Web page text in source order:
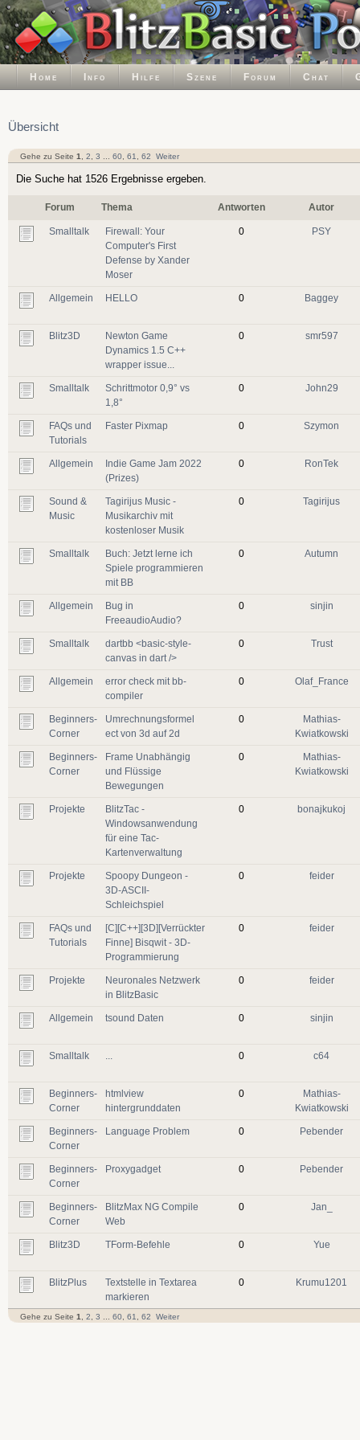
Home Info Hilfe Szene Forum Chat
Übersicht
Gehe zu Seite 1 2 3 60 61 62 Weiter
Die Suche hat 1526 Ergebnisse ergeben.
Forum Thema Antworten Autor
Smalltalk
Firewall: Your
Computer's First
Defense by Xander
Moser
0 PSY
Allgemein HELLO 0 Baggey
Blitz3D
Newton Game
Dynamics 1.5 C++
wrapper issue...
0 smr597
Smalltalk
Schrittmotor 0,9° vs
1,8°
0 John29
FAQs und
Tutorials
Faster Pixmap 0 Szymon
Allgemein
Indie Game Jam 2022
(Prizes)
0 RonTek
Sound &
Music
Tagirijus Music -
Musikarchiv mit
kostenloser Musik
0 Tagirijus
Smalltalk
Buch: Jetzt lerne ich
Spiele programmieren
mit BB
0 Autumn
Allgemein
Bug in
FreeaudioAudio?
0 sinjin
Smalltalk
dartbb <basic-style-
canvas in dart />
0 Trust
Allgemein
error check mit bb-
compiler
0 Olaf_France
Beginners-
Corner
Umrechnungsformel
ect von 3d auf 2d
0
Mathias-
Kwiatkowski
Beginners-
Corner
Frame Unabhängig
und Flüssige
Bewegungen
0
Mathias-
Kwiatkowski
Projekte
BlitzTac -
Windowsanwendung
für eine Tac-
Kartenverwaltung
0 bonajkukoj
Projekte
Spoopy Dungeon -
3D-ASCII-
Schleichspiel
0 feider
FAQs und
Tutorials
[C][C++][3D][Verrückter
Finne] Bisqwit - 3D-
Programmierung
0 feider
Projekte
Neuronales Netzwerk
in BlitzBasic
0 feider
Allgemein tsound Daten 0 sinjin
Smalltalk 0 c64
Beginners-
Corner
htmlview
hintergrunddaten
0
Mathias-
Kwiatkowski
Beginners-
Corner
Language Problem 0 Pebender
Beginners-
Corner
Proxygadget 0 Pebender
Beginners-
Corner
BlitzMax NG Compile
Web
0 Jan_
Blitz3D TForm-Befehle 0 Yue
BlitzPlus
Textstelle in Textarea
markieren
0 Krumu1201
Gehe zu Seite 1 2 3 60 61 62 Weiter